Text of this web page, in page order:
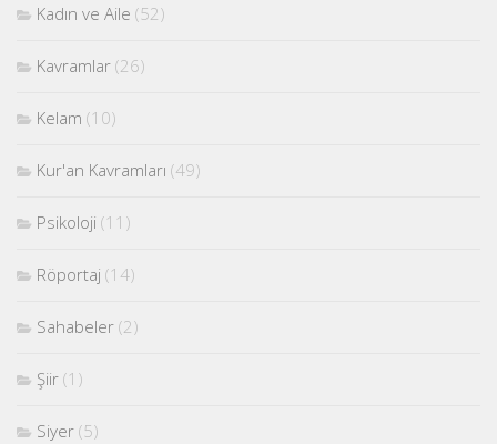
Kadın ve Aile (52)
Kavramlar (26)
Kelam (10)
Kur'an Kavramları (49)
Psikoloji (11)
Röportaj (14)
Sahabeler (2)
Şiir (1)
Siyer (5)